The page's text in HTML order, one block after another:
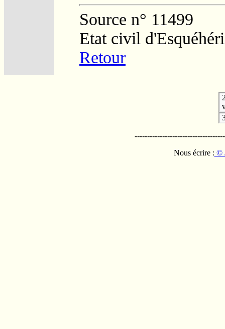
Source n° 11499
Etat civil
Retour
Nous écrire : ©